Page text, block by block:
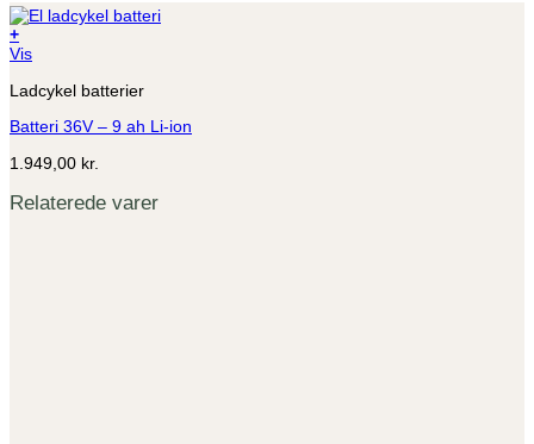
+
Vis
Ladcykel batterier
Batteri 36V – 9 ah Li-ion
1.949,00 kr.
Relaterede varer